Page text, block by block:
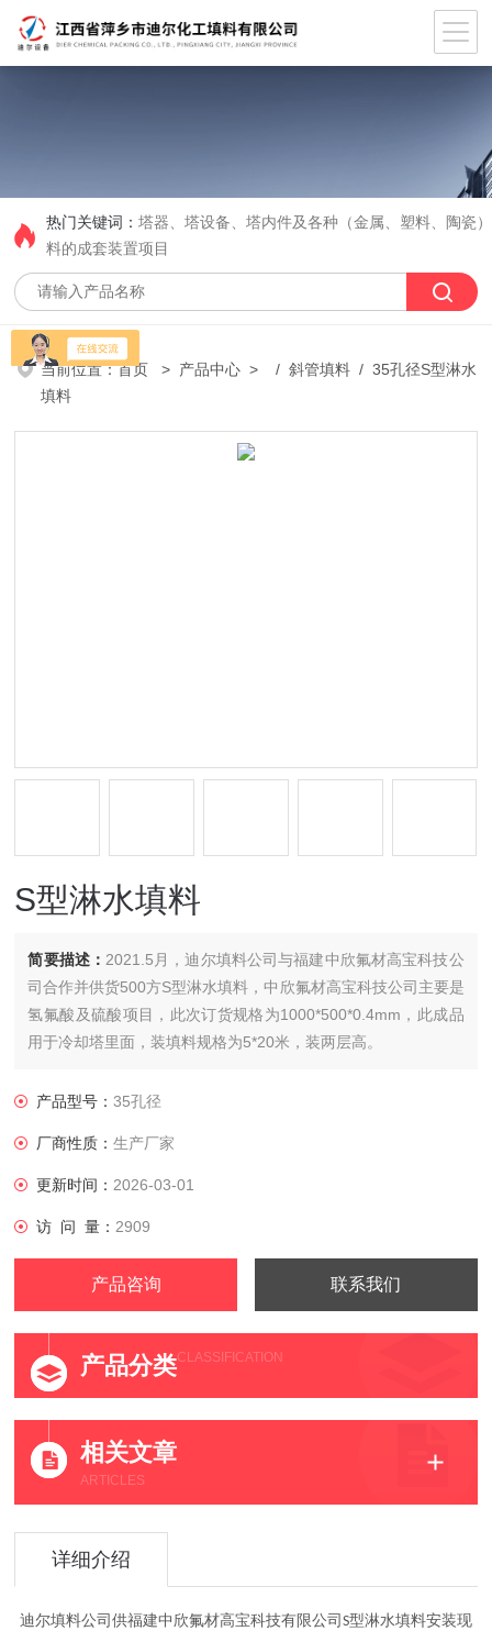
热门关键词：塔器、塔设备、塔内件及各种（金属、塑料、陶瓷
料的成套装置项目
当前位置：首页 > 产品中心 > /斜管填料 / 35孔径S型淋水
填料
S型淋水填料
简要描述： 2021.5月，迪尔填料公司与福建中欣氟材高宝科技公
司合作并供货500方S型淋水填料，中欣氟材高宝科技公司主要是
氢氟酸及硫酸项目，此次订货规格为1000*500*0.4mm，此成品
用于冷却塔里面，装填料规格为5*20米，装两层高。
产品型号：35孔径
厂商性质：生产厂家
更新时间： 2026-03-01
访 问 量： 2909
产品咨询 联系我们
产品分类CLASSIFICATION
相关文章
ARTICLES
详细介绍
迪尔填料公司供福建中欣氟材高宝科技有限公司 S型淋水填料安装现